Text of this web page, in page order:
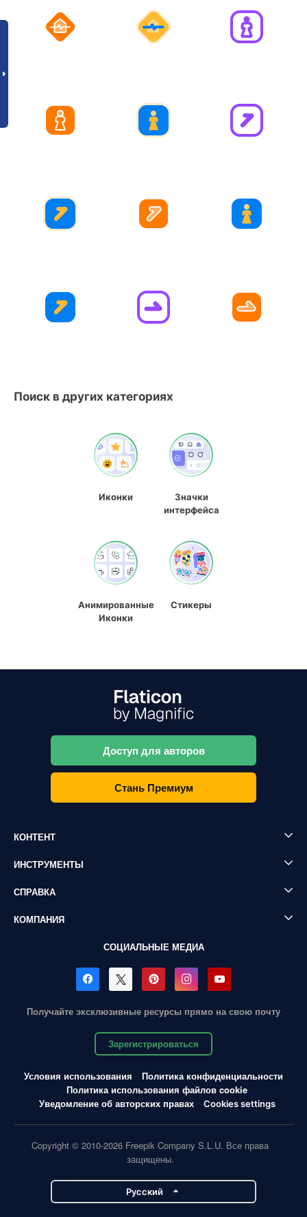
Поиск в других категориях
Иконки
Значки
интерфейса
Анимированные
Иконки
Стикеры
Доступ для авторов
Стань Премиум
КОНТЕНТ
ИНСТРУМЕНТЫ
СПРАВКА
КОМПАНИЯ
СОЦИАЛЬНЫЕ МЕДИА
Получайте эксклюзивные ресурсы прямо на свою почту
Зарегистрироваться
Условия использования
Политика конфиденциальности
Политика использования файлов cookie
Уведомление об авторских правах
Cookies settings
Copyright © 2010-2026 Freepik Company S.L.U. Все права
защищены.
Pусский